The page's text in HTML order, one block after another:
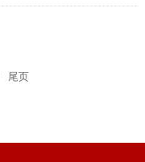
尾页